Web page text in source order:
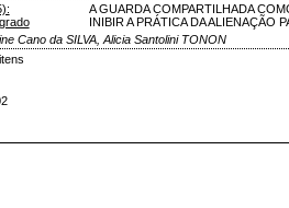
A GUARDA COMPARTILHADA
INIBIR A PRÁTICA DA ALIENAÇÃO
Cano da SILVA, Alicia Santolini TONON